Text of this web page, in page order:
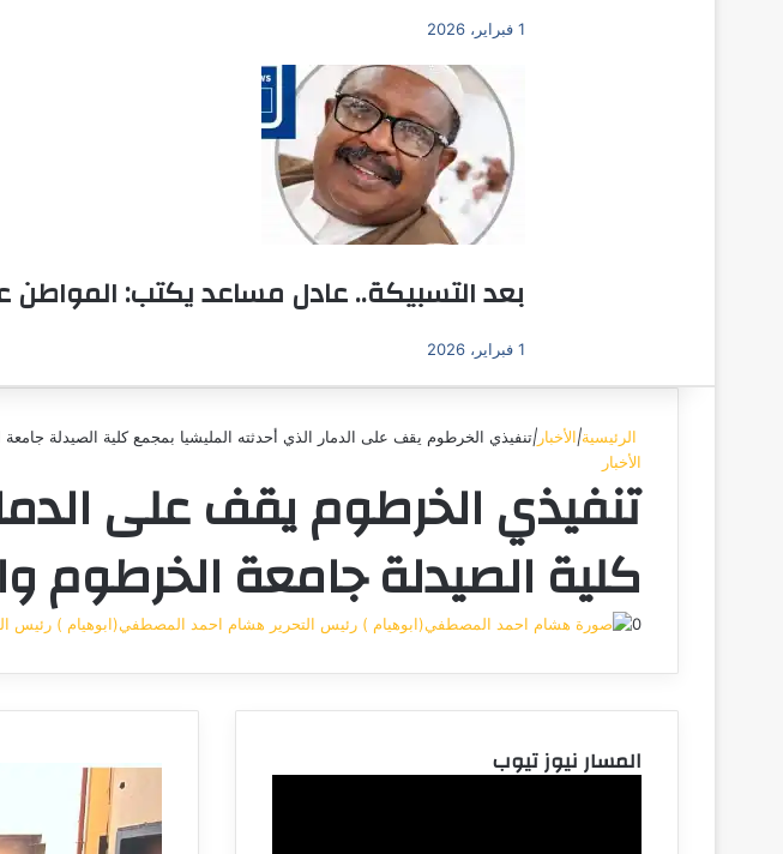
1 فبراير، 2026
بعد التسبيكة.. عادل مساعد يكتب:
1 فبراير، 2026
الرئيسية|الأخبار |تنفيذي الخرطوم يقف على الدمار الذي أحدثته المليشيا بمجمع كلية الصيدلة جامعة
الأخبار
تنفيذي الخرطوم يقف على
كلية الصيدلة جامعة الخرطوم
هشام احمد المصطفي(ابوهيام ) رئيس 0
المسار نيوز تيوب